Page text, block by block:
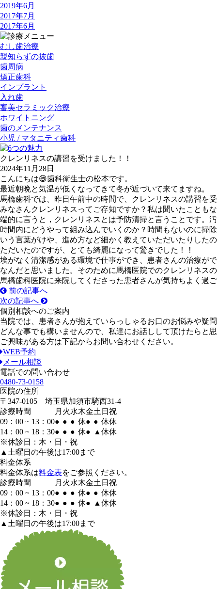
2019年6月
2017年7月
2017年6月
むし歯治療
親知らずの抜歯
歯周病
矯正歯科
インプラント
入れ歯
審美セラミック治療
ホワイトニング
歯のメンテナンス
小児 / マタニティ歯科
クレンリネスの講習を受けました！！
2024年11月28日
こんにちは😄歯科衛生士の松本です。
最近朝晩と気温が低くなってきて冬が近づいて来てますね。
馬橋歯科では、昨日午前中の時間で、クレンリネスの講習を
みなさんクレンリネスってご存知ですか？私は聞いたことも
端的に言うと，クレンリネスとは予防清掃と言うことです。
時間内にどうやって組み込んでいくのか？時間もないのに掃
いう言葉がけや、進め方など細かく教えていただいたりした
ただいたのですが、とても綺麗になって驚きでした！！
埃がなく清潔感がある環境で仕事ができ、患者さんの治療が
なんだと思いました。そのために馬橋医院でのクレンリネス
馬橋歯科医院に来院してくださった患者さんが気持ちよく過
前の記事へ
次の記事へ
個別相談へのご案内
当院では、患者さんが抱えていらっしゃるお口のお悩みや疑
どんな事でも構いませんので、私達にお話しして頂けたらと
ご興味がある方は下記からお問い合わせください。
WEB予約
メール相談
電話での問い合わせ
0480-73-0158
医院の住所
〒347-0105 埼玉県加須市騎西31-4
診療時間
月 火水木金土 日 祝
09：00 ~ 13：00● ● ● 休● ● 休休
14：00 ~ 18：30● ● ● 休● ▲ 休休
※休診日：木・日・祝
▲土曜日の午後は17:00まで
料金体系
料金体系は料金表をご参照ください。
診療時間
月 火水木金土 日 祝
09：00 ~ 13：00● ● ● 休● ● 休休
14：00 ~ 18：30● ● ● 休● ▲ 休休
※休診日：木・日・祝
▲土曜日の午後は17:00まで